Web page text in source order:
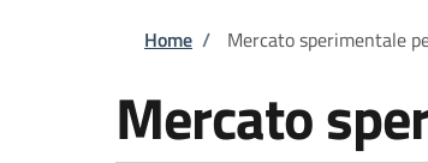
Briciole di
Home / Mercato sperimentale
Mercato